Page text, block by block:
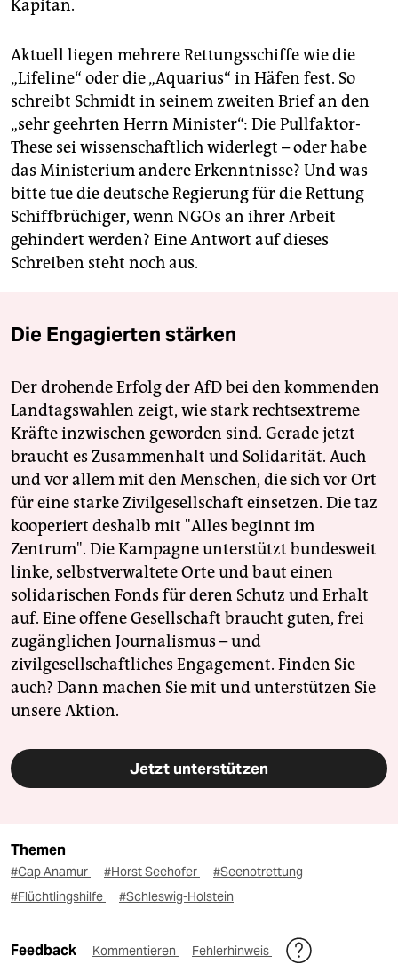
Kapitän.
Aktuell liegen mehrere Rettungsschiffe wie die
„Lifeline“ oder die „Aquarius“ in Häfen fest. So
schreibt Schmidt in seinem zweiten Brief an den
„sehr geehrten Herrn Minister“: Die Pullfaktor-
These sei wissenschaftlich widerlegt – oder habe
das Ministerium andere Erkenntnisse? Und was
bitte tue die deutsche Regierung für die Rettung
Schiffbrüchiger, wenn NGOs an ihrer Arbeit
gehindert werden? Eine Antwort auf dieses
Schreiben steht noch aus.
Die Engagierten stärken
Der drohende Erfolg der AfD bei den kommenden
Landtagswahlen zeigt, wie stark rechtsextreme
Kräfte inzwischen geworden sind. Gerade jetzt
braucht es Zusammenhalt und Solidarität. Auch
und vor allem mit den Menschen, die sich vor Ort
für eine starke Zivilgesellschaft einsetzen. Die taz
kooperiert deshalb mit "Alles beginnt im
Zentrum". Die Kampagne unterstützt bundesweit
linke, selbstverwaltete Orte und baut einen
solidarischen Fonds für deren Schutz und Erhalt
auf. Eine offene Gesellschaft braucht guten, frei
zugänglichen Journalismus – und
zivilgesellschaftliches Engagement. Finden Sie
auch? Dann machen Sie mit und unterstützen Sie
unsere Aktion.
Jetzt unterstützen
Themen
#Cap Anamur #Horst Seehofer
#Seenotrettung
#Flüchtlingshilfe
#Schleswig-Holstein
Feedback Kommentieren Fehlerhinweis